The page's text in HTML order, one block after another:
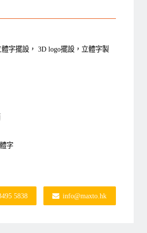
字擺設， 3D logo擺設，立體字製
字
5838 info@maxto.hk